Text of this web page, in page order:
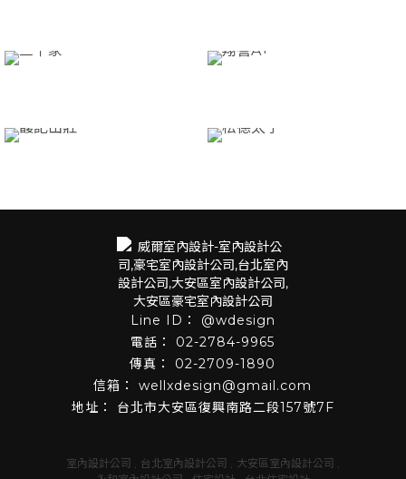
@wdesign
02-2784-9965
02-2709-1890
wellxdesign@gmail.com
台北市大安區復興南路二段157號7F
室內設計公司 台北室內設計公司
大安區室內設計公司